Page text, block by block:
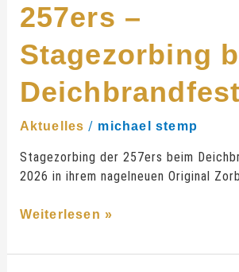
257ers –
Stagezorbing
Aktuelles / michael stemp
Stagezorbing der 257ers beim
2026 in ihrem nagelneuen Original Zorb
Weiterlesen »